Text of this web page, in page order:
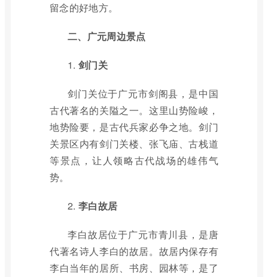
留念的好地方。
二、广元周边景点
1. 剑门关
剑门关位于广元市剑阁县，是中国
古代著名的关隘之一。这里山势险峻，
地势险要，是古代兵家必争之地。剑门
关景区内有剑门关楼、张飞庙、古栈道
等景点，让人领略古代战场的雄伟气
势。
2. 李白故居
李白故居位于广元市青川县，是唐
代著名诗人李白的故居。故居内保存有
李白当年的居所、书房、园林等，是了